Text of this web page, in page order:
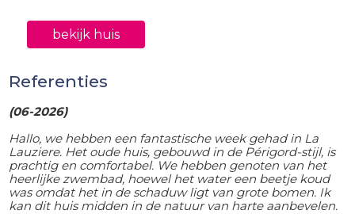
bekijk huis
Referenties
(06-2026)
Hallo, we hebben een fantastische week gehad in La
Lauziere. Het oude huis, gebouwd in de Périgord-stijl, is
prachtig en comfortabel. We hebben genoten van het
heerlijke zwembad, hoewel het water een beetje koud
was omdat het in de schaduw ligt van grote bomen. Ik
kan dit huis midden in de natuur van harte aanbevelen.